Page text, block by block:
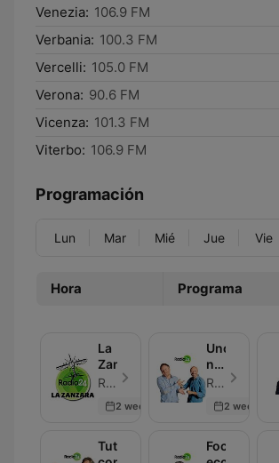
Venezia: 106.9 FM
Verbania: 100.3 FM
Vercelli: 105.0 FM
Verona: 90.6 FM
Vicenza: 101.3 FM
Viterbo: 106.9 FM
Programación
Lun Mar Mié Jue Vie
Hora Programa
La
Zanzara
Radio 24 - Episodio 30
2 weeks ago
Uno,
nessuno,
100Milan
Radio 24 - Episodio 30
2 weeks ago
Tutti
Focus